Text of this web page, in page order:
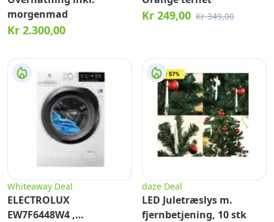
morgenmad
Kr 2.300,00
Kr 249,00 Kr 349,00
Whiteaway Deal
ELECTROLUX
EW7F6448W4 ,
daze Deal
LED Juletræslys m.
fjernbetjening, 10 stk